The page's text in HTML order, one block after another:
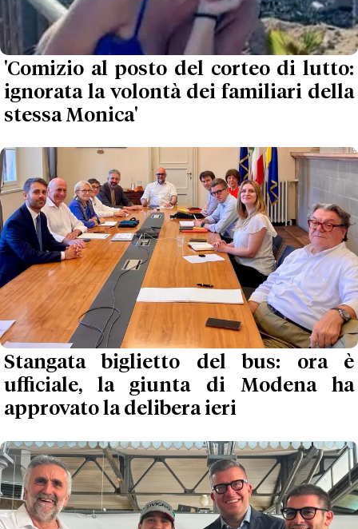
'Comizio al posto del corteo di lutto:
ignorata la volontà dei familiari della
stessa Monica'
Stangata biglietto del bus: ora è
ufficiale, la giunta di Modena ha
approvato la delibera ieri